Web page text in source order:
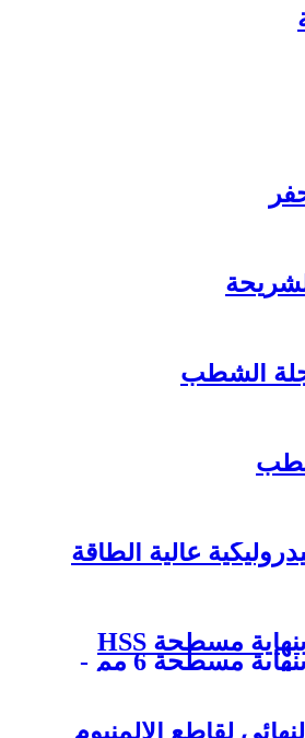
الشطب
عالية الطاقة
مطاحن بنهاية مسطحة HSS
مطاحن بنهاية مسطحة 6 مم -
لقاطع الألمنيوم